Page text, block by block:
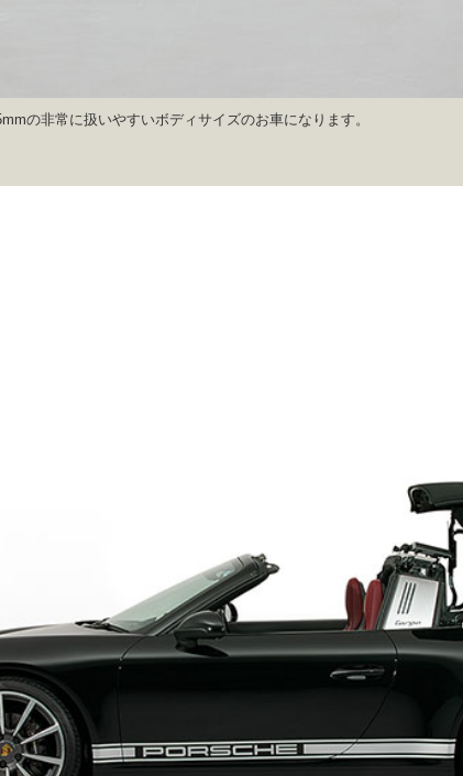
の非常に扱いやすいボディサイズのお車になります。